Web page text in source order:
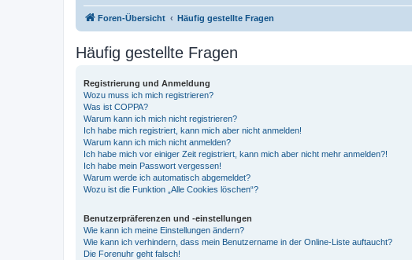
Foren-Übersicht Häufig gestellte Fragen
Häufig gestellte Fragen
Registrierung und Anmeldung
Wozu muss ich mich registrieren?
Was ist COPPA?
Warum kann ich mich nicht registrieren?
Ich habe mich registriert, kann mich aber nicht anmelden!
Warum kann ich mich nicht anmelden?
Ich habe mich vor einiger Zeit registriert, kann mich aber nicht mehr anmelden?!
Ich habe mein Passwort vergessen!
Warum werde ich automatisch abgemeldet?
Wozu ist die Funktion „Alle Cookies löschen“?
Benutzerpräferenzen und -einstellungen
Wie kann ich meine Einstellungen ändern?
Wie kann ich verhindern, dass mein Benutzername in der Online-Liste auftaucht?
Die Forenuhr geht falsch!